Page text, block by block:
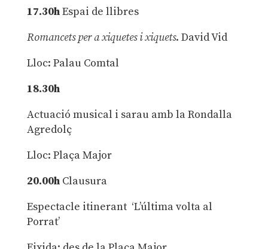
17.30hEspai de llibres
Romancets per a xiquetes i xiquets. David Vid
Lloc: Palau Comtal
18.30h
Actuació musical i sarau amb la Rondalla
Agredolç
Lloc: Plaça Major
20.00hClausura
Espectacle itinerant ‘L’última volta al
Porrat’